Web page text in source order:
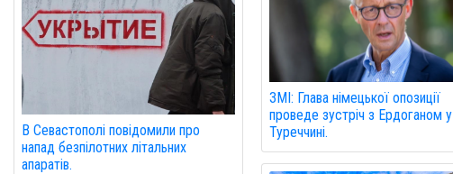
В Севастополі повідомили про
напад безпілотних літальних
апаратів.
ЗМІ: Глава німецької опозиції
проведе зустріч з Ердоганом у
Туреччині.